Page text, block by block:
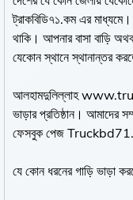
ট্রাকবিডি৭১.কম এর মাধ্যমে।
থাকি। আপনার বাসা বাড়ি
যেকোন স্থানে স্থানান্তর
আলহামদুলিল্লাহ
ভাড়ার প্রতিষ্ঠান। আমাদের
ফেসবুক পেজ
যে কোন ধরনের গাড়ি ভাড়া